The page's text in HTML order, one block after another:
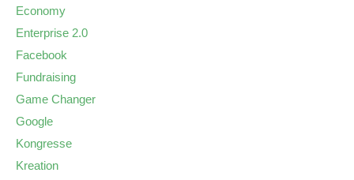
Economy
Enterprise 2.0
Facebook
Fundraising
Game Changer
Google
Kongresse
Kreation